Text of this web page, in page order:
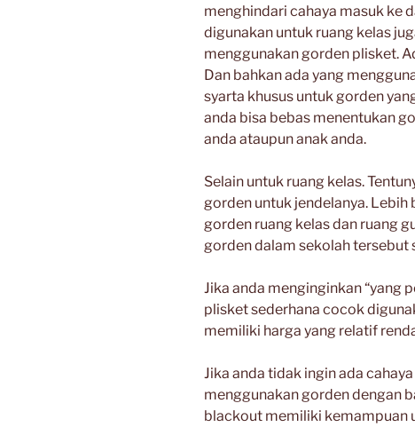
menghindari cahaya masuk ke
digunakan untuk ruang kelas
menggunakan gorden plisket.
Dan bahkan ada yang
syarta khusus untuk gorden
anda bisa bebas menentukan
anda ataupun anak anda.
Selain untuk ruang kelas.
gorden untuk jendelanya.
gorden ruang kelas dan ruang
gorden dalam sekolah tersebut
Jika anda menginginkan “yang
plisket sederhana cocok
memiliki harga yang relatif
Jika anda tidak ingin ada
menggunakan gorden dengan
blackout memiliki kemampuan